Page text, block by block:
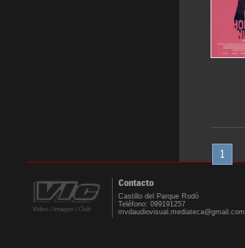
1
Contacto
Castillo del Parque Rodó
Teléfono: 099191257
mvdaudiovisual.mediateca@gmail.com